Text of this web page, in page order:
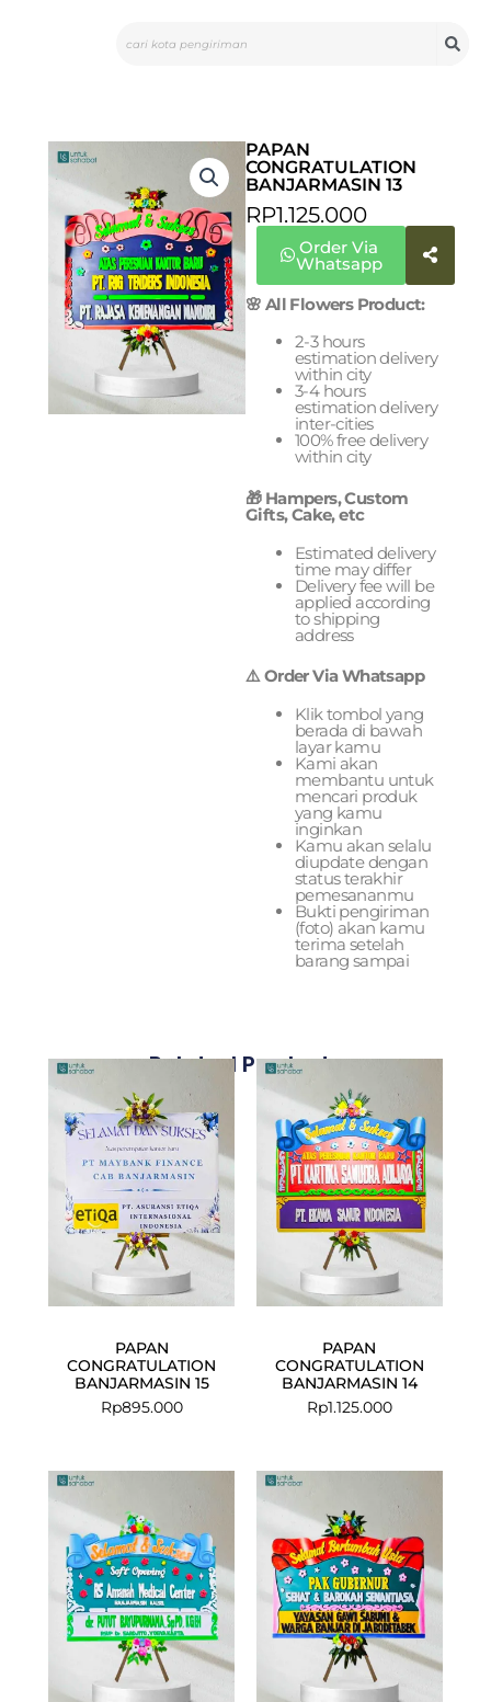
PAPAN
CONGRATULATION
BANJARMASIN 13
RP1.125.000
Order Via
Whatsapp
🌸 All Flowers Product:
2-3 hours
estimation delivery
within city
3-4 hours
estimation delivery
inter-cities
100% free delivery
within city
🎁 Hampers, Custom
Gifts, Cake, etc
Estimated delivery
time may differ
Delivery fee will be
applied according
to shipping
address
⚠️ Order Via Whatsapp
Klik tombol yang
berada di bawah
layar kamu
Kami akan
membantu untuk
mencari produk
yang kamu
inginkan
Kamu akan selalu
diupdate dengan
status terakhir
pemesananmu
Bukti pengiriman
(foto) akan kamu
terima setelah
barang sampai
Related Products
PAPAN
CONGRATULATION
BANJARMASIN 15
Rp895.000
PAPAN
CONGRATULATION
BANJARMASIN 14
Rp1.125.000